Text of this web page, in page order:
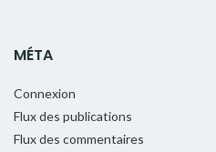
MÉTA
Connexion
Flux des publications
Flux des commentaires